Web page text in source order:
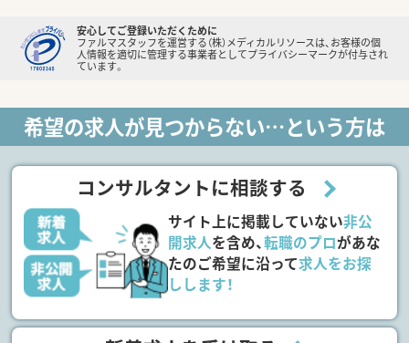
安心してご登録いただくために
ファルマスタッフを運営する（株）メディカルリソースは、お客様の個
人情報を適切に管理する事業者としてプライバシーマークが付与され
ています。
希望の求人が見つからない…という方は
コンサルタントに相談する
サイト上に掲載していない非公
開求人を含め、転職のプロがあな
たのご希望に沿って求人をお探
しします！